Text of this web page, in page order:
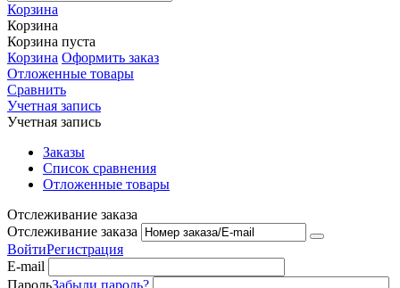
Корзина
Корзина
Корзина пуста
Корзина Оформить заказ
Отложенные товары
Сравнить
Учетная запись
Учетная запись
Заказы
Список сравнения
Отложенные товары
Отслеживание заказа
Отслеживание заказа
ВойтиРегистрация
E-mail
ПарольЗабыли пароль?